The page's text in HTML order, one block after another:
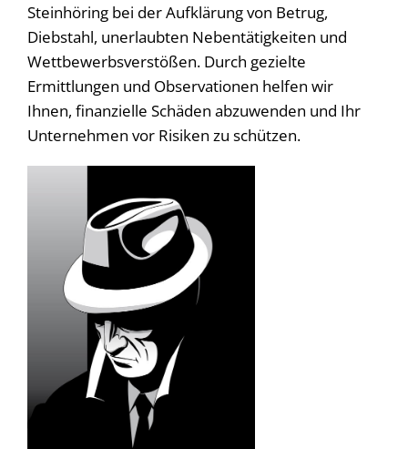
Steinhöring bei der Aufklärung von Betrug,
Diebstahl, unerlaubten Nebentätigkeiten und
Wettbewerbsverstößen. Durch gezielte
Ermittlungen und Observationen helfen wir
Ihnen, finanzielle Schäden abzuwenden und Ihr
Unternehmen vor Risiken zu schützen.